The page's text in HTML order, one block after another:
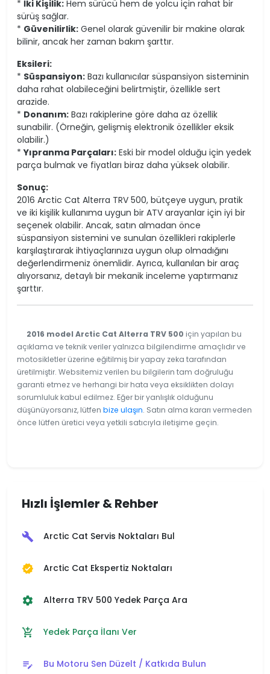
* İki Kişilik: Hem sürücü hem de yolcu için rahat bir
sürüş sağlar.
* Güvenilirlik: Genel olarak güvenilir bir makine olarak
bilinir, ancak her zaman bakım şarttır.
Eksileri:
* Süspansiyon: Bazı kullanıcılar süspansiyon sisteminin
daha rahat olabileceğini belirtmiştir, özellikle sert
arazide.
* Donanım: Bazı rakiplerine göre daha az özellik
sunabilir. (Örneğin, gelişmiş elektronik özellikler eksik
olabilir.)
*Yıpranma Parçaları: Eski bir model olduğu için yedek
parça bulmak ve fiyatları biraz daha yüksek olabilir.
Sonuç:
2016 Arctic Cat Alterra TRV 500, bütçeye uygun, pratik
ve iki kişilik kullanıma uygun bir ATV arayanlar için iyi bir
seçenek olabilir. Ancak, satın almadan önce
süspansiyon sistemini ve sunulan özellikleri rakiplerle
karşılaştırarak ihtiyaçlarınıza uygun olup olmadığını
değerlendirmeniz önemlidir. Ayrıca, kullanılan bir araç
alıyorsanız, detaylı bir mekanik inceleme yaptırmanız
şarttır.
2016 model Arctic Cat Alterra TRV 500 için yapılan bu
açıklama ve teknik veriler yalnızca bilgilendirme amaçlıdır ve
motosikletler üzerine eğitilmiş bir yapay zeka tarafından
üretilmiştir. Websitemiz verilen bu bilgilerin tam doğruluğu
garanti etmez ve herhangi bir hata veya eksiklikten dolayı
sorumluluk kabul edilmez. Eğer bir yanlışlık olduğunu
düşünüyorsanız, lütfen bize ulaşın. Satın alma kararı vermeden
önce lütfen üretici veya yetkili satıcıyla iletişime geçin.
Hızlı İşlemler & Rehber
build Arctic Cat Servis Noktaları Bul
verified Arctic Cat Ekspertiz Noktaları
settings Alterra TRV 500 Yedek Parça Ara
add_shopping_cart Yedek Parça İlanı Ver
edit_note Bu Motoru Sen Düzelt / Katkıda Bulun